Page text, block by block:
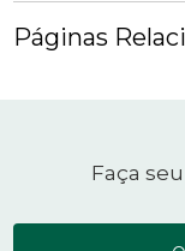
Páginas
Faça